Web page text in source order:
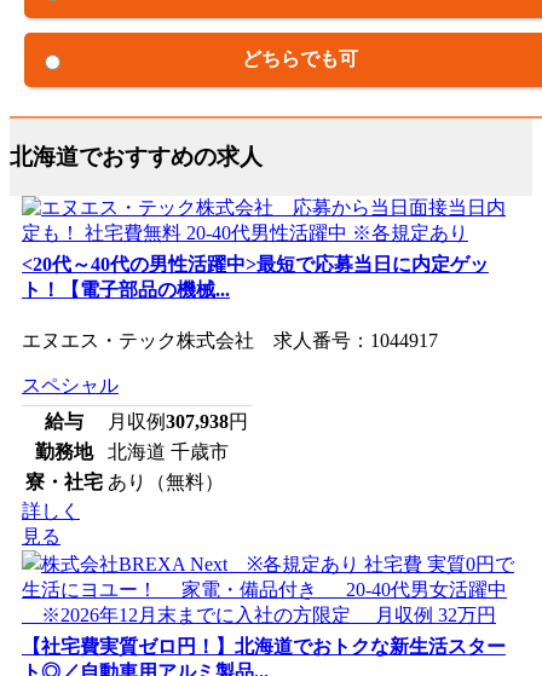
どちらでも可
北海道でおすすめの求人
<20代～40代の男性活躍中>最短で応募当日に内定ゲッ
ト！【電子部品の機械...
エヌエス・テック株式会社 求人番号：1044917
スペシャル
給与
月収例307,938円
勤務地
北海道 千歳市
寮・社宅 あり（無料）
詳しく
見る
【社宅費実質ゼロ円！】北海道でおトクな新生活スター